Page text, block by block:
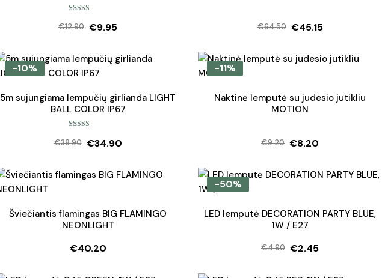
5.00 iš 5
€12.90
Original
was:
€12.90.
€9.95
Current
is:
€9.95.
€64.50
Original
was:
€45.15
Current
is:
-10%
5m sujungiama lempučių girlianda LIGHT
BALL COLOR IP67
5.00iš 5
€38.90
Original
was:
€34.90
Current
is:
-11%
Naktinė lemputė su judesio jutikliu
MOTION
€9.20
Original
was:
€8.20
Current
is:
Šviečiantis flamingas BIG FLAMINGO
NEONLIGHT
€40.20
-50%
LED lemputė DECORATION PARTY BLUE,
1W / E27
€4.90
Original
€2.45
Current